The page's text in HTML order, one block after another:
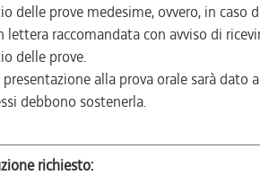
delle prove medesime, ovvero, in
lettera raccomandata con avviso di
delle prove.
presentazione alla prova orale sarà
debbono sostenerla.
richiesto: